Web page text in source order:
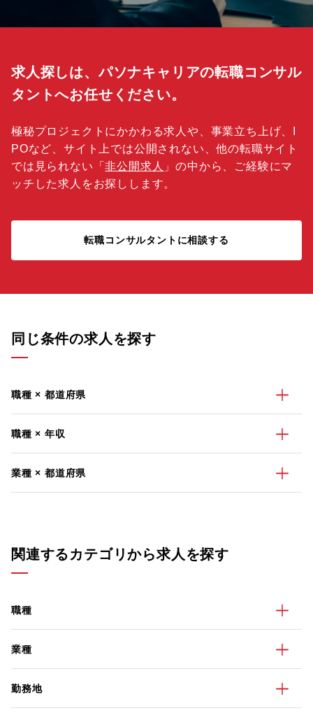
求人探しは、パソナキャリアの転職コンサル
タントへお任せください。
極秘プロジェクトにかかわる求人や、事業立ち上げ、I
POなど、サイト上では公開されない、他の転職サイト
では見られない「非公開求人 」の中から、ご経験にマ
ッチした求人をお探しします。
転職コンサルタントに相談する
同じ条件の求人を探す
職種 × 都道府県
職種 × 年収
業種 × 都道府県
関連するカテゴリから求人を探す
職種
業種
勤務地